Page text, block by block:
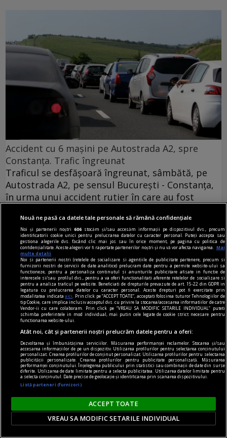
Accident cu 6 mașini pe Autostrada A2, spre
Constanța. Trafic îngreunat
Traficul se desfășoară îngreunat, sâmbătă, pe
Autostrada A2, pe sensul București - Constanța,
în urma unui accident rutier în care au fost
îngrijiri medicale.
Progres în operațiunea de pe Brațul Bala: A doua
barjă din patru, trimisă la fundul apei
A fost scufundată și cea de-a doua barjă pe
Brațul Bala, în încercarea de a redirecționa o
parte din debitul Dunării către Dunărea Veche și
Nouă ne pasă ca datele tale personale să rămână confidențiale
Noi și partenerii noștri606 stocăm și/sau accesăm informații pe dispozitivul dvs., precum
identificatorii cookie unici pentru prelucrarea datelor cu caracter personal. Puteți accepta sau
gestiona alegerile dvs. făcând clic mai jos sau în orice moment, pe pagina cu politica de
confidențialitate. Aceste alegeri vor fi raportate partenerilor noștri și nu vă vor afecta navigarea.
Mai
multe detalii
Noi si partenerii nostri (retelele de socializare si agentiile de publicitate partenere, precum si
furnizorii nostri de servicii de date analitice) prelucram date pentru a permite website-ului sa
functioneze, pentru a personaliza continutul si anunturile publicitare afisate in functie de
interesele si/sau profilul dvs., pentru a va oferi functionalitati aferente retelelor de socializare si
pentru a analiza traficul pe website. Beneficiati de drepturile prevazute de art. 15-22 din GDPR in
legatura cu prelucrarea datelor cu caracter personal. Aceste drepturi pot fi exercitate prin
modalitatea indicataaici
. Prin click pe “ACCEPT TOATE”, acceptati folosirea tuturor Tehnologiilor de
tip Cookie, care implica inclusiv acceptul dvs. cu privire la stocarea/accesarea informatiilor de catre
Vendor-ii cu care colaboram. Prin click pe “VREAU SA MODIFIC SETARILE INDIVIDUAL” puteti
schimba preferintele in mod individual, mai putin cele legate de cookie strict necesare pentru
functionarea website-ului.
Atât noi, cât și partenerii noștri prelucrăm datele pentru a oferi:
Dezvoltarea și îmbunătățirea serviciilor. Măsurarea performanței reclamelor. Stocarea și/sau
accesarea informațiilor de pe un dispozitiv. Utilizarea profilurilor pentru selectarea conținutului
personalizat. Crearea profilurilor de conținut personalizat. Utilizarea profilurilor pentru selectarea
publicității personalizate. Crearea profilurilor pentru publicitate personalizată. Măsurarea
performanței conținutului. Înțelegerea publicului prin statistici sau combinații de date din surse
diferite. Utilizarea de date limitate pentru a selecta publicitatea. Utilizarea datelor limitate pentru
a selecta conținutul. Date precise de geolocație și identificarea prin scanarea dispozitivului.
Listă parteneri (furnizori)
ACCEPT TOATE
VREAU SA MODIFIC SETARILE INDIVIDUAL